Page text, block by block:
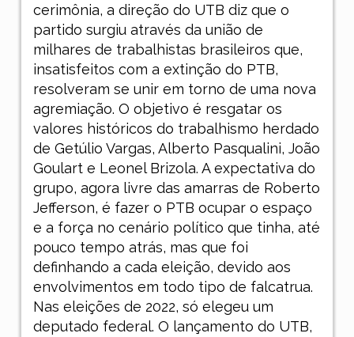
cerimônia, a direção do UTB diz que o
partido surgiu através da união de
milhares de trabalhistas brasileiros que,
insatisfeitos com a extinção do PTB,
resolveram se unir em torno de uma nova
agremiação. O objetivo é resgatar os
valores históricos do trabalhismo herdado
de Getúlio Vargas, Alberto Pasqualini, João
Goulart e Leonel Brizola. A expectativa do
grupo, agora livre das amarras de Roberto
Jefferson, é fazer o PTB ocupar o espaço
e a força no cenário político que tinha, até
pouco tempo atrás, mas que foi
definhando a cada eleição, devido aos
envolvimentos em todo tipo de falcatrua.
Nas eleições de 2022, só elegeu um
deputado federal. O lançamento do UTB,